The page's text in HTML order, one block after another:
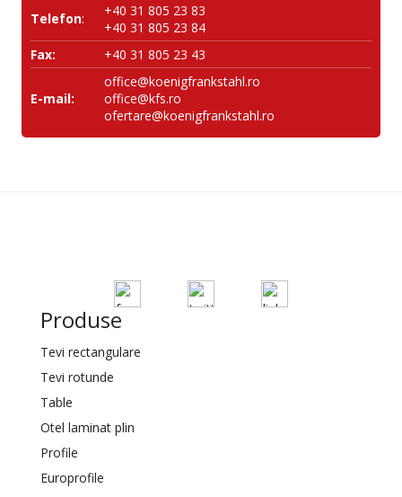
Telefon:
+40 31 805 23 83
+40 31 805 23 84
Fax:
+40 31 805 23 43
E-mail:
office@koenigfrankstahl.ro
office@kfs.ro
ofertare@koenigfrankstahl.ro
Produse
Tevi rectangulare
Tevi rotunde
Table
Otel laminat plin
Profile
Europrofile